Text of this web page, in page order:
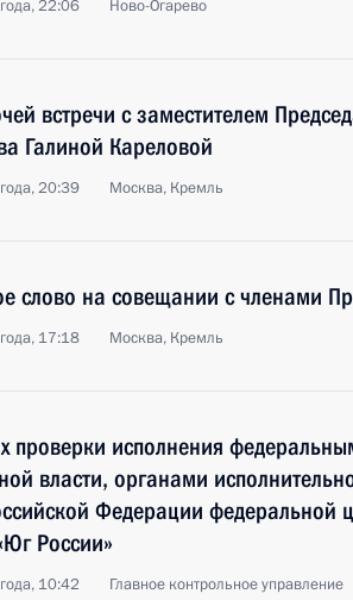
22:06 Ново-Огарево
встречи с заместителем
Галиной Кареловой
20:39 Москва, Кремль
слово на совещании с членами
17:18 Москва, Кремль
проверки исполнения
власти, органами
Федерации федеральной
России»
10:42 Главное контрольное управление